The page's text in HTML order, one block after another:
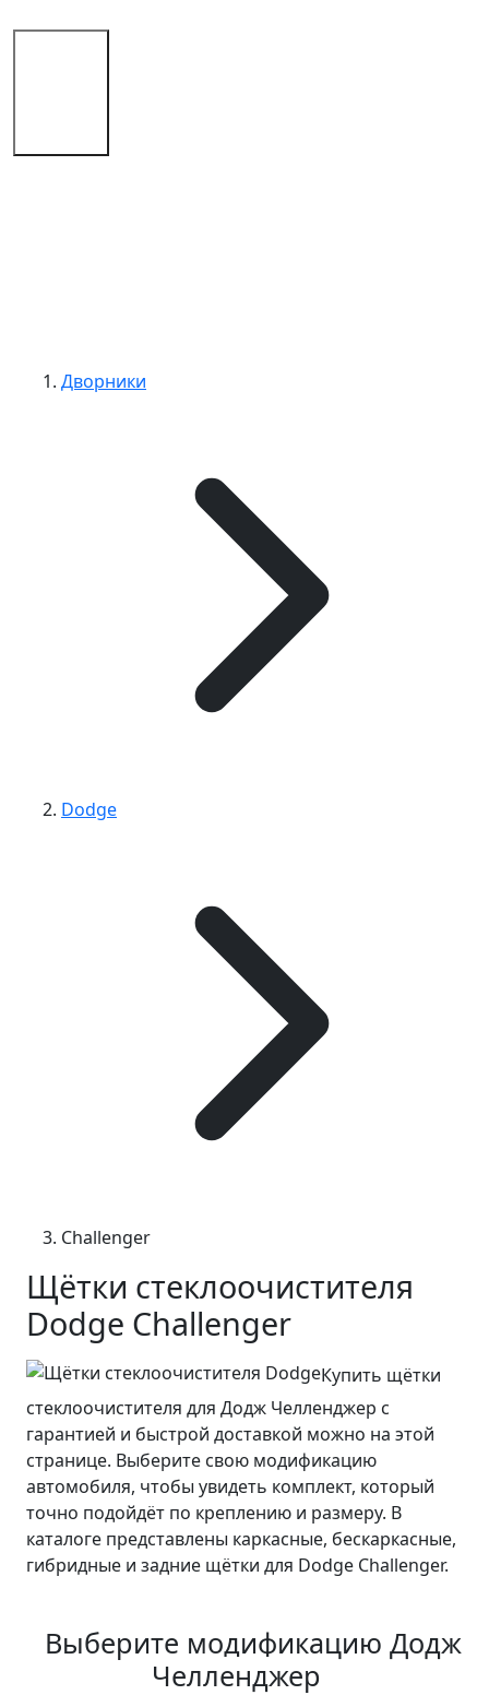
Дворники
Dodge
Challenger
Щётки стеклоочистителя
Dodge Challenger
Купить щётки
стеклоочистителя для Додж Челленджер с
гарантией и быстрой доставкой можно на этой
странице. Выберите свою модификацию
автомобиля, чтобы увидеть комплект, который
точно подойдёт по креплению и размеру. В
каталоге представлены каркасные, бескаркасные,
гибридные и задние щётки для Dodge Challenger.
Выберите модификацию Додж
Челленджер